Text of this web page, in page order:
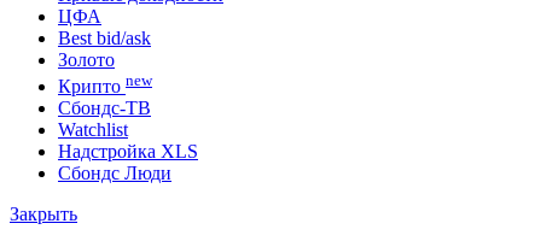
Портфель
Консенсусы
Поиск облигаций (ИИ)
Кривые доходности
ЦФА
Best bid/ask
Золото
Крипто new
Watchlist